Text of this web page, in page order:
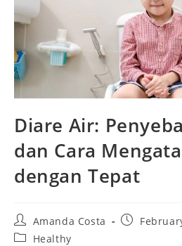
Diare Air:
dan Cara
dengan Tepat
Post
author:
Amanda Costa
Post
PostHealthy